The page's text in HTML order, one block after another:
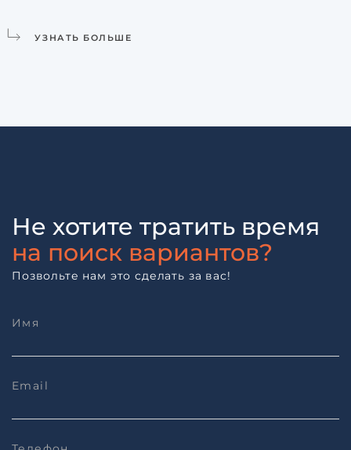
УЗНАТЬ БОЛЬШЕ
Не хотите тратить время
на поиск вариантов?
Позвольте нам это сделать за вас!